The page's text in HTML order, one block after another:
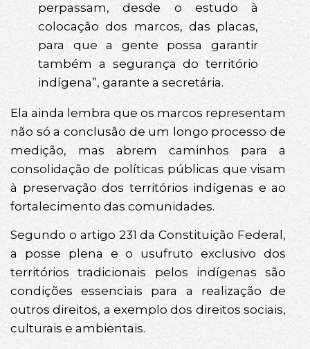
perpassam, desde o estudo à
colocação dos marcos, das placas,
para que a gente possa garantir
também a segurança do território
indígena”, garante a secretária.
Ela ainda lembra que os marcos representam
não só a conclusão de um longo processo de
medição, mas abrem caminhos para a
consolidação de políticas públicas que visam
à preservação dos territórios indígenas e ao
fortalecimento das comunidades.
Segundo o artigo 231 da Constituição Federal,
a posse plena e o usufruto exclusivo dos
territórios tradicionais pelos indígenas são
condições essenciais para a realização de
outros direitos, a exemplo dos direitos sociais,
culturais e ambientais.